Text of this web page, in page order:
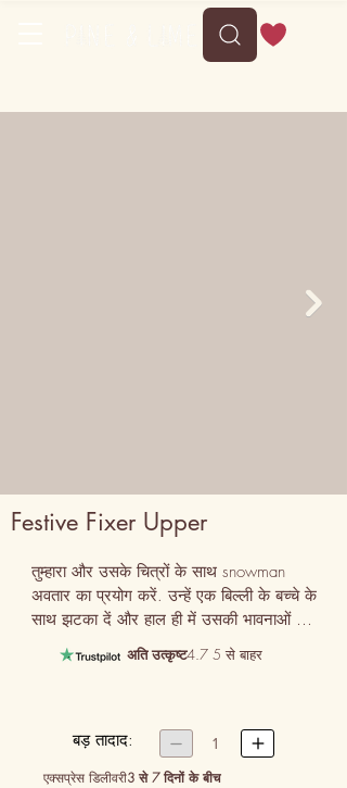
Festive Fixer Upper
तुम्हारा और उसके चित्रों के साथ snowman
अवतार का प्रयोग करें. उन्हें एक बिल्ली के बच्चे के
साथ झटका दें और हाल ही में उसकी भावनाओं की
उपेक्षा करने के लिए माफी मांगने के लिए कविता को
दर्जी करें। छुट्टियों और उससे आगे के दौरान
अति उत्कृष्ट4.7 5 से बाहर
बड़ तादाद:  1 
एक्सप्रेस डिलीवरी3 से 7 दिनों के बीच